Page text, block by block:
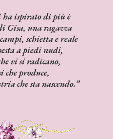
ha ispirato di più è
Gisa, una ragazza
schietta e reale
a piedi nudi,
vi si radicano,
che produce,
che sta nascendo.